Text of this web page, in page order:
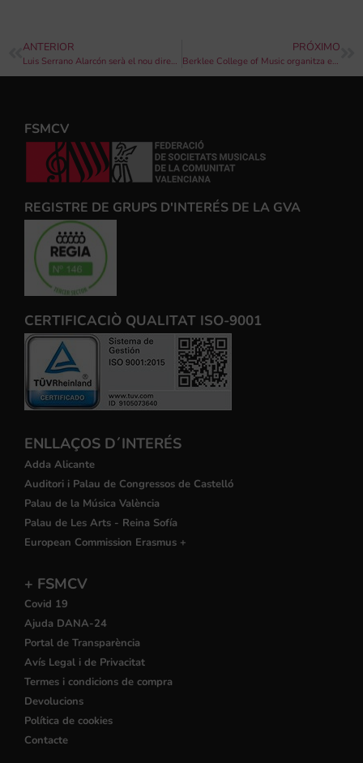
ANTERIOR
Luis Serrano Alarcón serà el nou director de la banda simfònica de Villar del Arzobispo
PRÓXIMO
Berklee College of Music organitza el Simposi “Dones i direcció” amb la col·laboració de la FSMCV, CulturArts i Bankia
FSMCV
REGISTRE DE GRUPS D'INTERÉS DE LA GVA
CERTIFICACIÒ QUALITAT ISO-9001
ENLLAÇOS D´INTERÉS
Adda Alicante
Auditori i Palau de Congressos de Castelló
Palau de la Música València
Palau de Les Arts - Reina Sofía
European Commission Erasmus +
+ FSMCV
Covid 19
Ajuda DANA-24
Portal de Transparència
Avís Legal i de Privacitat
Termes i condicions de compra
Devolucions
Política de cookies
Contacte